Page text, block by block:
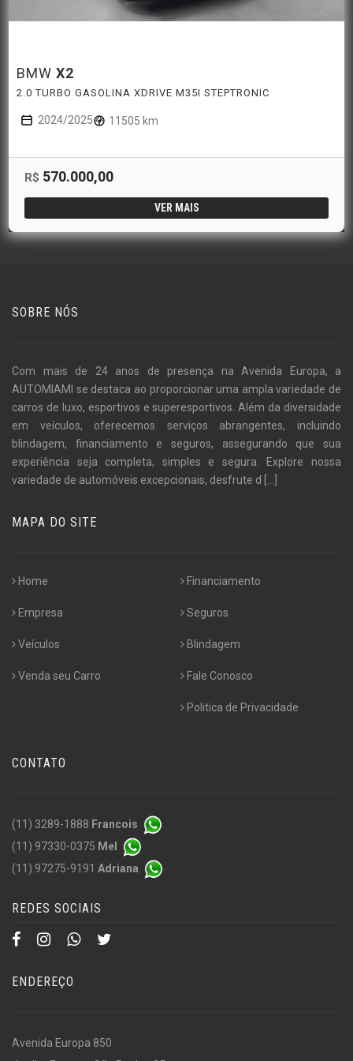
BMW X2
2.0 TURBO GASOLINA XDRIVE M35I STEPTRONIC
2024/2025 11505 km
R$ 570.000,00
VER MAIS
SOBRE NÓS
Com mais de 24 anos de presença na Avenida Europa, a
AUTOMIAMI se destaca ao proporcionar uma ampla variedade de
carros de luxo, esportivos e superesportivos. Além da diversidade
em veículos, oferecemos serviços abrangentes, incluindo
blindagem, financiamento e seguros, assegurando que sua
experiência seja completa, simples e segura. Explore nossa
variedade de automóveis excepcionais, desfrute d
MAPA DO SITE
Home
Empresa
Veículos
Venda seu Carro
Financiamento
Seguros
Blindagem
Fale Conosco
Politica de Privacidade
CONTATO
(11) 3289-1888 Francois
(11) 97330-0375 Mel
(11) 97275-9191 Adriana
REDES SOCIAIS
ENDEREÇO
Avenida Europa 850